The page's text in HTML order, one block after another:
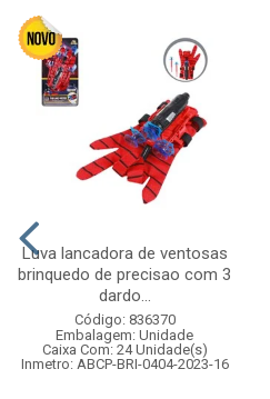
Luva lancadora de ventosas
brinquedo de precisao com 3
dardo...
Código: 836370
Embalagem: Unidade
Caixa Com: 24 Unidade(s)
Inmetro: ABCP-BRI-0404-2023-16